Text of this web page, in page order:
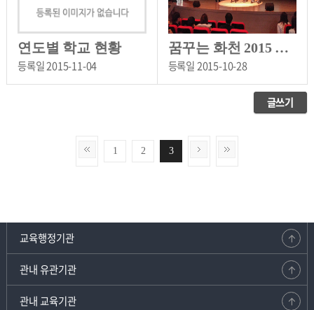
연도별 학교 현황
등록일2015-11-04
꿈꾸는 화천 2015 청소년 진로콘서트
등록일2015-10-28
글쓰기
1 2 3
교육행정기관
관내 유관기관
관내 교육기관